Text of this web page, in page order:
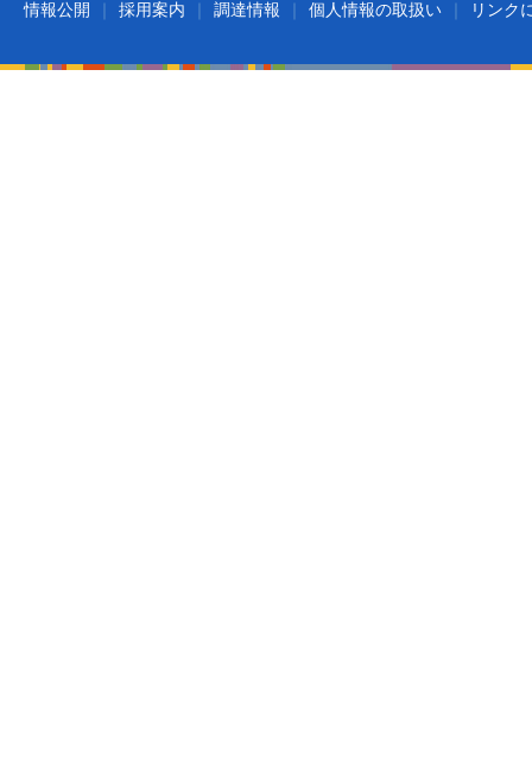
情報公開 採用案内 調達情報 個人情報の取扱い リンク